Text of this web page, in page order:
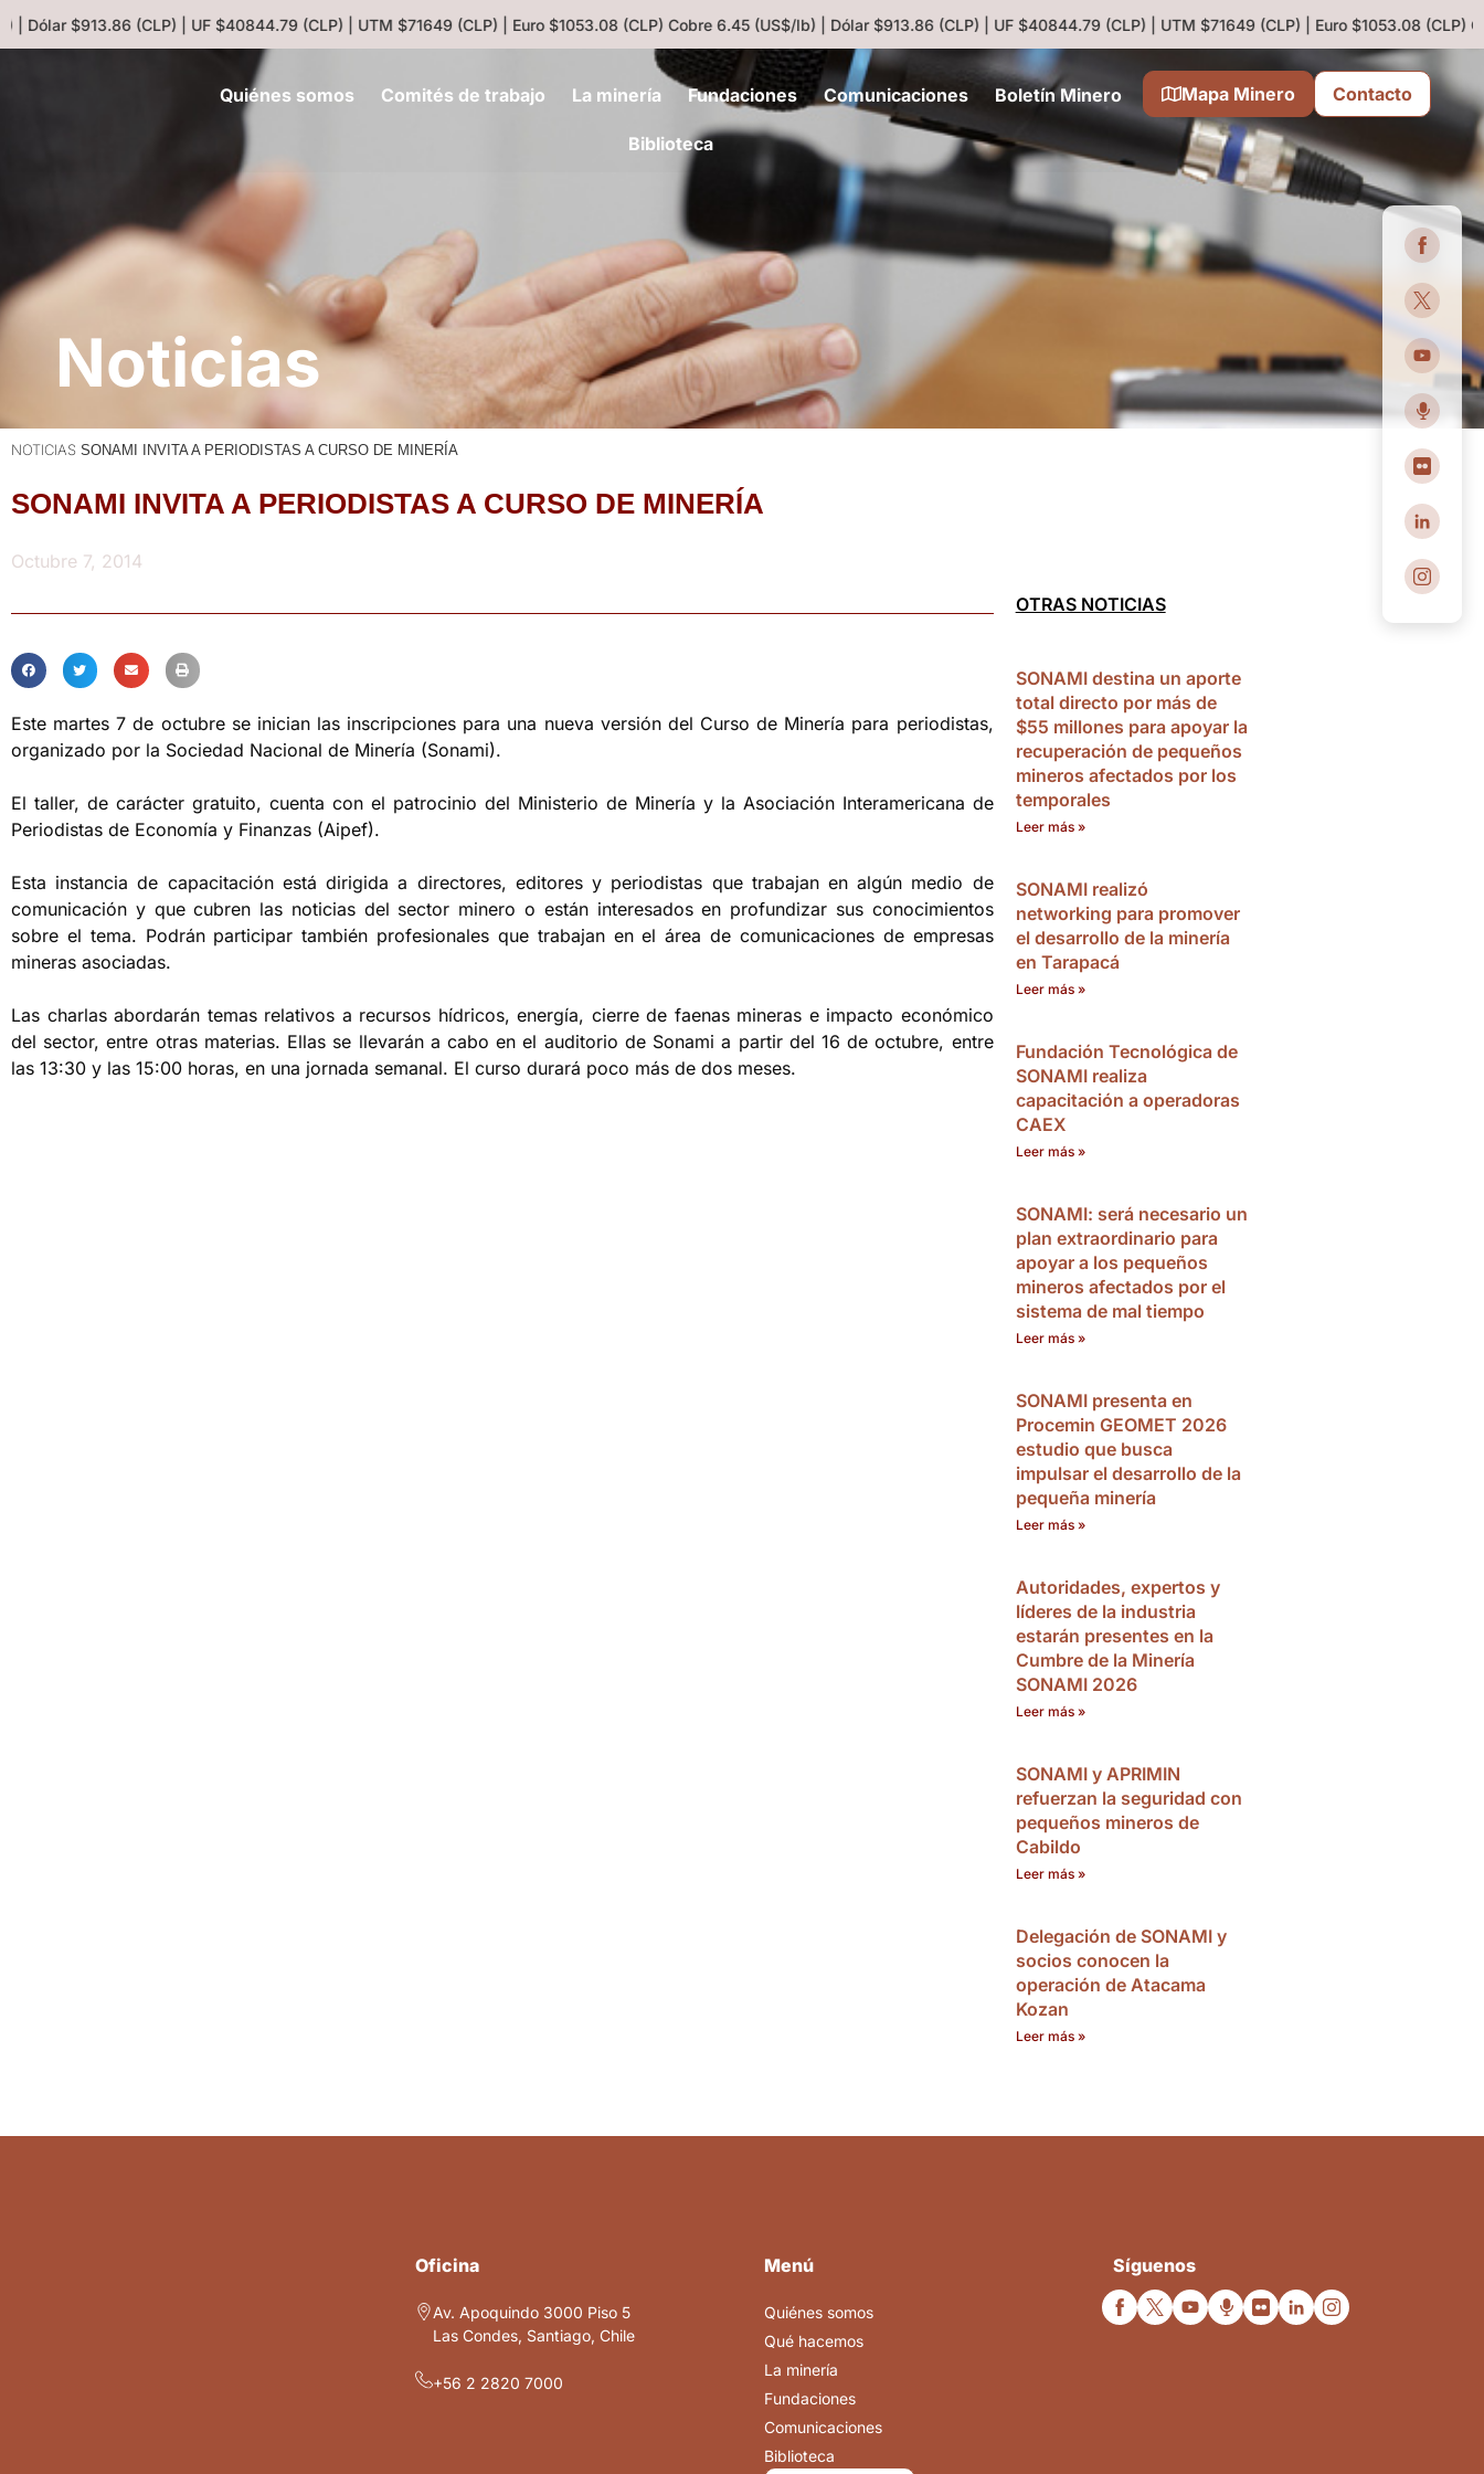
Dólar $913.86 (CLP) | UF $40844.79 (CLP) | UTM $71649 (CLP) | Euro $1053.08 (CLP)Cobre 6.45 (US$/lb) | Dólar $913.86 (CLP) | UF $40844.79 (CLP) | UTM $71649 (CLP) | Euro $1053.08 (CLP)
Quiénes somos Comités de trabajo La minería Fundaciones Comunicaciones Boletín Minero
Biblioteca
Mapa Minero Contacto
Noticias
NOTICIAS SONAMI INVITA A PERIODISTAS A CURSO DE MINERÍA
SONAMI INVITA A PERIODISTAS A CURSO DE MINERÍA
Octubre 7, 2014
Este martes 7 de octubre se inician las inscripciones para una nueva versión del Curso de Minería para periodistas,
organizado por la Sociedad Nacional de Minería (Sonami).
El taller, de carácter gratuito, cuenta con el patrocinio del Ministerio de Minería y la Asociación Interamericana de
Periodistas de Economía y Finanzas (Aipef).
Esta instancia de capacitación está dirigida a directores, editores y periodistas que trabajan en algún medio de
comunicación y que cubren las noticias del sector minero o están interesados en profundizar sus conocimientos
sobre el tema. Podrán participar también profesionales que trabajan en el área de comunicaciones de empresas
mineras asociadas.
Las charlas abordarán temas relativos a recursos hídricos, energía, cierre de faenas mineras e impacto económico
del sector, entre otras materias. Ellas se llevarán a cabo en el auditorio de Sonami a partir del 16 de octubre, entre
las 13:30 y las 15:00 horas, en una jornada semanal. El curso durará poco más de dos meses.
OTRAS NOTICIAS
SONAMI destina un aporte
total directo por más de
$55 millones para apoyar la
recuperación de pequeños
mineros afectados por los
temporales
Leer más »
SONAMI realizó
networking para promover
el desarrollo de la minería
en Tarapacá
Leer más »
Fundación Tecnológica de
SONAMI realiza
capacitación a operadoras
CAEX
Leer más »
SONAMI: será necesario un
plan extraordinario para
apoyar a los pequeños
mineros afectados por el
sistema de mal tiempo
Leer más »
SONAMI presenta en
Procemin GEOMET 2026
estudio que busca
impulsar el desarrollo de la
pequeña minería
Leer más »
Autoridades, expertos y
líderes de la industria
estarán presentes en la
Cumbre de la Minería
SONAMI 2026
Leer más »
SONAMI y APRIMIN
refuerzan la seguridad con
pequeños mineros de
Cabildo
Leer más »
Delegación de SONAMI y
socios conocen la
operación de Atacama
Kozan
Leer más »
Oficina
Av. Apoquindo 3000 Piso 5
Las Condes, Santiago, Chile
+56 2 2820 7000
Menú
Quiénes somos
Qué hacemos
La minería
Fundaciones
Comunicaciones
Biblioteca
Síguenos